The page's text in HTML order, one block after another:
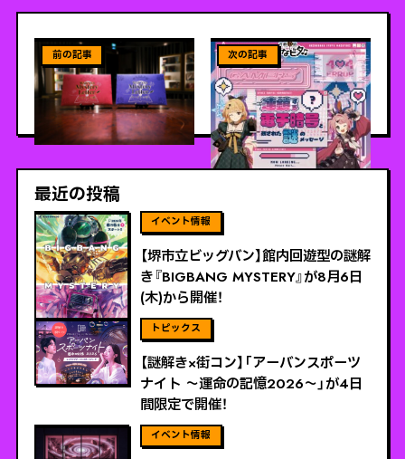
ViEW MORE
【愛知県名古屋市】ミステリ
ー×本×謎解きの「WAKASA
Mystery Letter」が誕生！
ViEW MORE
【秋葉原】『音戯探偵ひなビ
タ♫連鎖する電子暗号と残
された謎のメッセージ』11
月1日（土）から開催！
最近の投稿
ViEW MORE
【堺市立ビッグバン】館内回遊型の謎解
き『BIGBANG MYSTERY』が8月6日
(木)から開催！
ViEW MORE
【謎解き×街コン】「アーバンスポーツ
ナイト 〜運命の記憶2026〜」が4日
間限定で開催！
ViEW MORE